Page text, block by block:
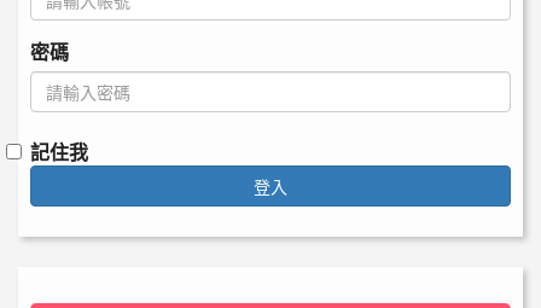
密碼
記住我
登入